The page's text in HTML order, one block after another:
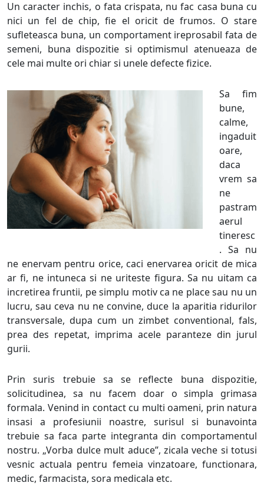
Un caracter inchis, o fata crispata, nu fac casa buna cu
nici un fel de chip, fie el oricit de frumos. O stare
sufleteasca buna, un comportament ireprosabil fata de
semeni, buna dispozitie si optimismul atenueaza de
cele mai multe ori chiar si unele defecte fizice.
Sa fim
bune,
calme,
ingaduit
oare,
daca
vrem sa
ne
pastram
aerul
tineresc
. Sa nu
ne enervam pentru orice, caci enervarea oricit de mica
ar fi, ne intuneca si ne uriteste figura. Sa nu uitam ca
incretirea fruntii, pe simplu motiv ca ne place sau nu un
lucru, sau ceva nu ne convine, duce la aparitia ridurilor
transversale, dupa cum un zimbet conventional, fals,
prea des repetat, imprima acele paranteze din jurul
gurii.
Prin suris trebuie sa se reflecte buna dispozitie,
solicitudinea, sa nu facem doar o simpla grimasa
formala. Venind in contact cu multi oameni, prin natura
insasi a profesiunii noastre, surisul si bunavointa
trebuie sa faca parte integranta din comportamentul
nostru. „Vorba dulce mult aduce”, zicala veche si totusi
vesnic actuala pentru femeia vinzatoare, functionara,
medic, farmacista, sora medicala etc.